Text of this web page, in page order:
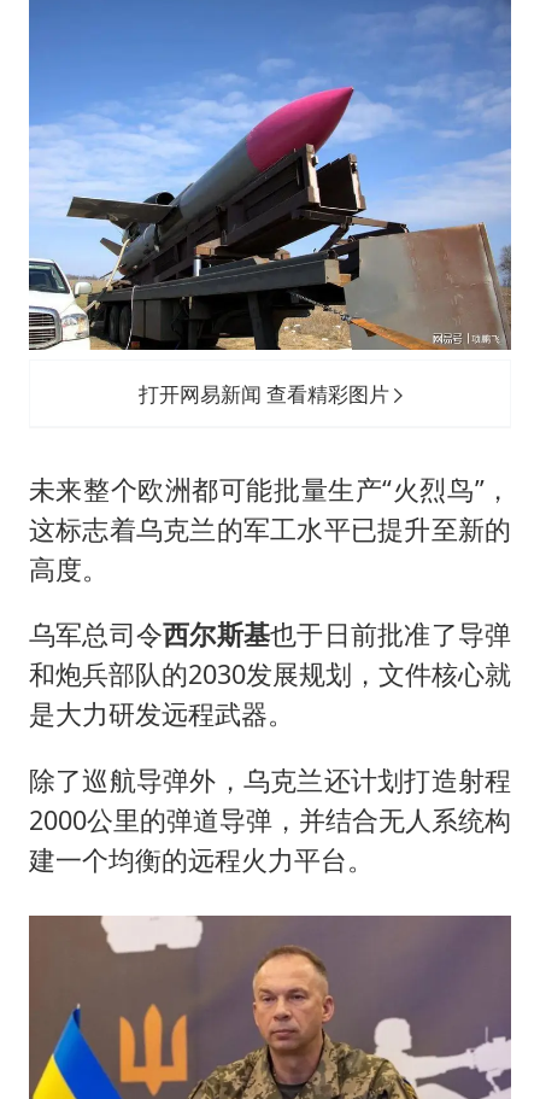
打开网易新闻 查看精彩图片
未来整个欧洲都可能批量生产“火烈鸟”，
这标志着乌克兰的军工水平已提升至新的
高度。
乌军总司令西尔斯基也于日前批准了导弹
和炮兵部队的2030发展规划，文件核心就
是大力研发远程武器。
除了巡航导弹外，乌克兰还计划打造射程
2000公里的弹道导弹，并结合无人系统构
建一个均衡的远程火力平台。